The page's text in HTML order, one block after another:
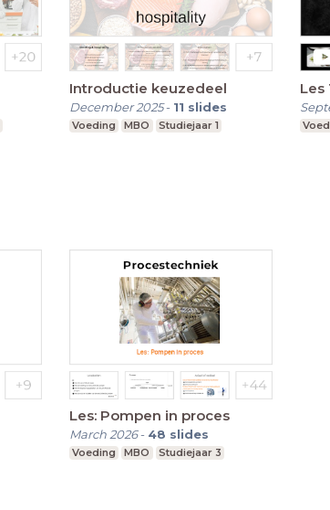
Introductie keuzedeel
December 2025- 11 slides
Voeding MBO Studiejaar 1
Les
Les: Pompen in proces
March 2026- 48 slides
Voeding MBO Studiejaar 3